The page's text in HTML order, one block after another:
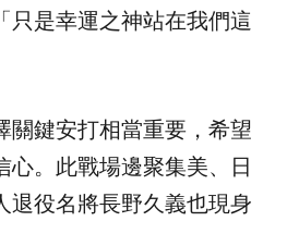
只是幸運之神站在我們這
關鍵安打相當重要，希望
心。此戰場邊聚集美、日
退役名將長野久義也現身